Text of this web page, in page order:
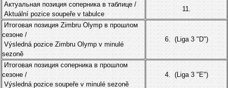
Актуальная позиция соперника в таблице /
Aktuální pozice soupeře v tabulce
11.
Итоговая позиция Zimbru Olymp в прошлом
сезоне /
Výsledná pozice Zimbru Olymp v minulé
sezoně
6. (Liga 3 "D")
Итоговая позиция соперника в прошлом
сезоне /
Výsledná pozice soupeře v minulé sezoně
4. (Liga 3 "E")